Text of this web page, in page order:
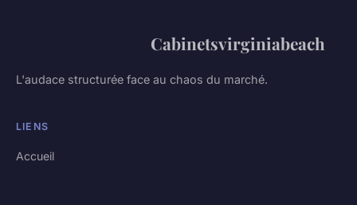
Cabinetsvirginiabeach
L'audace structurée face au chaos du marché.
LIENS
Accueil